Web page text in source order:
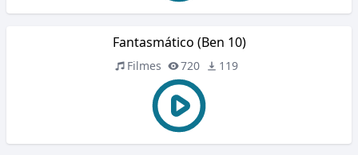
Fantasmático (Ben 10)
Filmes 720 119